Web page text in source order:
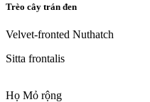
Trèo cây trán đen
Velvet-fronted Nuthatch
Sitta frontalis
Họ Mỏ rộng